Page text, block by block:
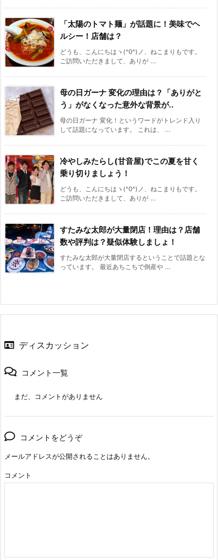
「太陽のトマト麺」が話題に！美味でヘ
ルシー！店舗は？
どうも、こんにちはヽ(^0^)ノ、ねこまりもです。
ご訪問いただきまして、ありが ...
母の日ガーナ 変化の理由は？「ありがと
う」がなくなった意外な背景が..
母の日ガーナ 変化！というワードがトレンド入り
して話題になっています。 これは、 ...
冷やしみたらし(甘音屋)でこの夏を甘く
乗り切りましょう！
どうも、こんにちはヽ(^0^)ノ、ねこまりもです。
ご訪問いただきまして、ありが ...
すたみな太郎が大量閉店！理由は？店舗
数や評判は？疑似体験しましょ！
すたみな太郎が大量閉店するということで話題とな
っています。 最近あちこちで倒産や ...
ディスカッション
コメント一覧
まだ、コメントがありません
コメントをどうぞ
メールアドレスが公開されることはありません。
コメント